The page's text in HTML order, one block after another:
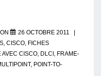
26 OCTOBRE 2011
, CISCO, FICHES
AVEC CISCO, DLCI , FRAME-
, POINT-TO-